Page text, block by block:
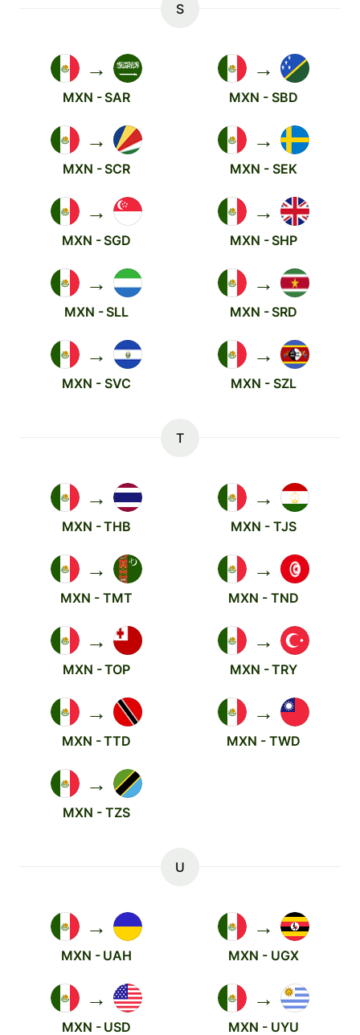
S
→
MXN - SAR
→
MXN - SBD
→
MXN - SCR
→
MXN - SEK
→
MXN - SGD
→
MXN - SHP
→
MXN - SLL
→
MXN - SRD
→
MXN - SVC
→
MXN - SZL
T
→
MXN - THB
→
MXN - TJS
→
MXN - TMT
→
MXN - TND
→
MXN - TOP
→
MXN - TRY
→
MXN - TTD
→
MXN - TWD
→
MXN - TZS
U
→
MXN - UAH
→
MXN - UGX
→
MXN - USD
→
MXN - UYU